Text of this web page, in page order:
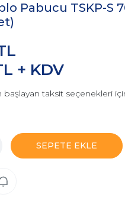
Pabucu TSKP-S
+ KDV
başlayan taksit seçenekleri
SEPETE EKLE